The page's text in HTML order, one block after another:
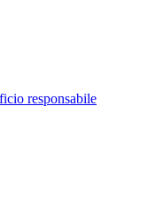
responsabile